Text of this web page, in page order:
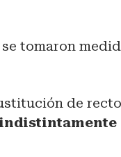
tomaron
de
indistintamente